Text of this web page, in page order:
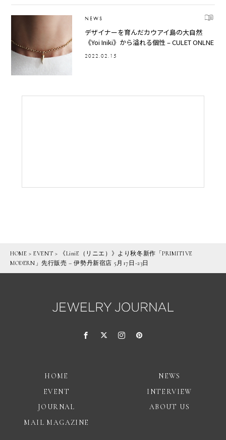
NEWS
デザイナーを育んだカウアイ島の大自然
《Yoi Iniki》から溢れる個性 – CULET ONLNE
2022.02.15
HOME >EVENT >
《LiniE（リニエ）》より秋冬新作「PRIMITIVE
MODERN」先行販売 – 伊勢丹新宿店 5月17日-23日
HOME
NEWS
EVENT
INTERVIEW
JOURNAL
ABOUT US
MAIL MAGAZINE